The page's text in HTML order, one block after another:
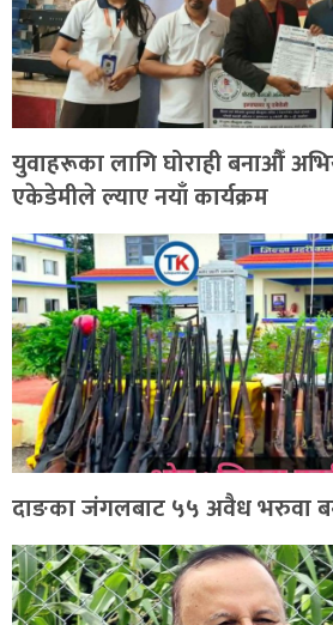
युवाहरूका लागि घोराही बनाऔँ
एकेडेमीले ल्याए नयाँ कार्यक्रम
दाङका जंगलबाट ५५ अवैध भरुवा